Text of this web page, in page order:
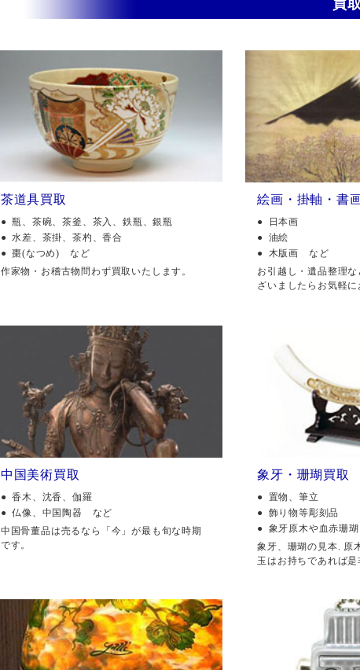
買
茶道具買取
瓶、茶碗、茶釜、茶入、鉄瓶、銀瓶
水差、茶掛、茶杓、香合
棗(なつめ) など
作家物・お稽古物問わず買取いたします。
絵画・掛軸・書
日本画
油絵
木版画 など
お引越し・遺品整理
ざいましたらお気軽に
中国美術買取
香木、沈香、伽羅
仏像、中国陶器 など
中国骨董品は売るなら「今」が最も旬な時期
です。
象牙・珊瑚買取
置物、筆立
飾り物等彫刻品
象牙原木や血赤珊
象牙、珊瑚の見本. 原
玉はお持ちであれば是